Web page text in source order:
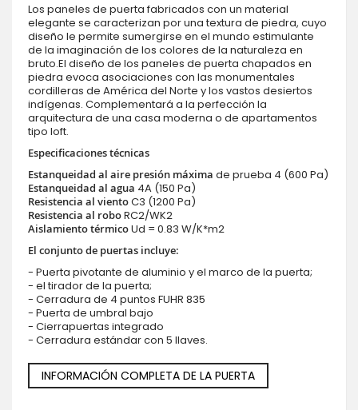
Los paneles de puerta fabricados con un material
elegante se caracterizan por una textura de piedra, cuyo
diseño le permite sumergirse en el mundo estimulante
de la imaginación de los colores de la naturaleza en
bruto.El diseño de los paneles de puerta chapados en
piedra evoca asociaciones con las monumentales
cordilleras de América del Norte y los vastos desiertos
indígenas. Complementará a la perfección la
arquitectura de una casa moderna o de apartamentos
tipo loft.
Especificaciones técnicas
Estanqueidad al aire presión máxima de prueba 4 (600 Pa)
Estanqueidad al agua 4A (150 Pa)
Resistencia al vientoC3 (1200 Pa)
Resistencia al roboRC2/WK2
Aislamiento térmicoUd = 0.83 W/K*m2
El conjunto de puertas incluye:
- Puerta pivotante de aluminio y el marco de la puerta;
- el tirador de la puerta;
- Cerradura de 4 puntos FUHR 835
- Puerta de umbral bajo
- Cierrapuertas integrado
- Cerradura estándar con 5 llaves.
INFORMACIÓN COMPLETA DE LA PUERTA